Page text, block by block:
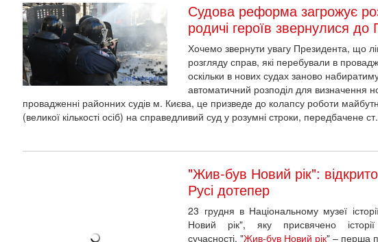
Судова реформа загрожує
родичі героїв звернулися
Хочемо звернути увагу Президента, що
розгляду справ, які перебували в
оскільки в нових судах заново
автоматичний розподіл для визначення
провадженні районних судів м. Києва, це призведе до колапсу роботи
(великої кількості осіб) на справедливий суд у розумні строки, передбачене
"Жив-був Новий рік":
Русі дотепер
23 грудня в Національному музеї
Новий рік", яку присвячено
сучасності. "Жив-був Новий рік" – перша